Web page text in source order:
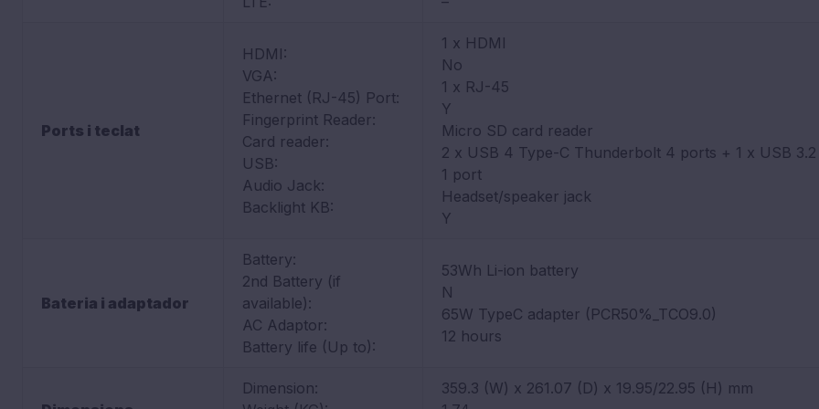
Ports i teclat
HDMI:
VGA:
Ethernet (RJ-45) Port:
Fingerprint Reader:
Card reader:
USB:
Audio Jack:
Backlight KB:
1 x HDMI
No
1 x RJ-45
Y
Micro SD card reader
2 x USB 4 Type-C Thunderbolt 4 ports + 1 x USB
1 port
Headset/speaker jack
Y
Bateria i adaptador
Battery:
2nd Battery (if
available):
AC Adaptor:
Battery life (Up to):
53Wh Li-ion battery
N
65W TypeC adapter (PCR50%_TCO9.0)
12 hours
Dimension:
359.3 (W) x 261.07 (D) x 19.95/22.95 (H) mm